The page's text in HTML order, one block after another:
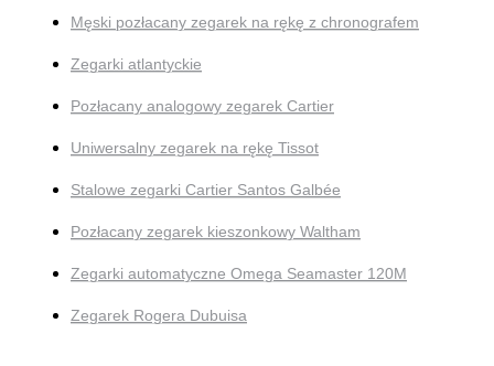
Męski pozłacany zegarek na rękę z chronografem
Zegarki atlantyckie
Pozłacany analogowy zegarek Cartier
Uniwersalny zegarek na rękę Tissot
Stalowe zegarki Cartier Santos Galbée
Pozłacany zegarek kieszonkowy Waltham
Zegarki automatyczne Omega Seamaster 120M
Zegarek Rogera Dubuisa